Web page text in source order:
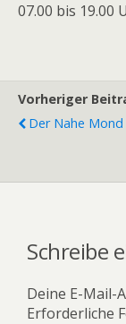
07.00 bis 19.00
Vorheriger
Der Nahe Mond
Schreibe
Deine E-Mail-
Erforderliche